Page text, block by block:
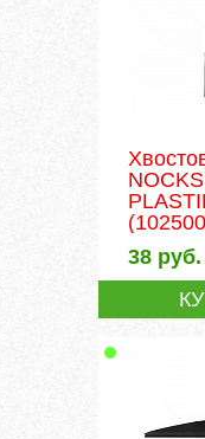
38 руб.